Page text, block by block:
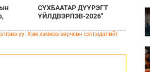
СҮХБААТАР ДҮҮРЭГТ
ҮЙЛДВЭРЛЭВ-2026"
БАЙНА
үү. Хэм хэмжээ зөрчсөн сэтгэгдэлийг